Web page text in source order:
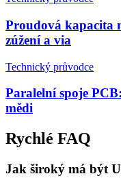
Proudová kapacita
zúžení a via
Technický průvodce
Paralelní spoje
mědi
Rychlé FAQ
Jak široký má být